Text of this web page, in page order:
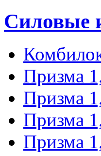
Силовые
Призма
Призма
Призма
Призма